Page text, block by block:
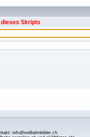
Skripts
info@seilbahnbilder.ch